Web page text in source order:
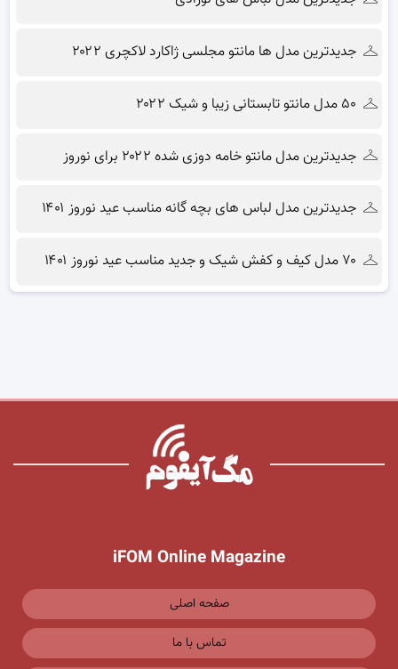
جدیدترین مدل ها مانتو مجلسی ژاکارد لاکچری ۲۰۲۲
۵۰ مدل مانتو تابستانی زیبا و شیک ۲۰۲۲
جدیدترین مدل مانتو خامه دوزی شده ۲۰۲۲ برای نوروز
جدیدترین مدل لباس های بچه گانه مناسب عید نوروز ۱۴۰۱
۷۰ مدل کیف و کفش شیک و جدید مناسب عید نوروز ۱۴۰۱
iFOM Online Magazine
صفحه اصلی
تماس با ما